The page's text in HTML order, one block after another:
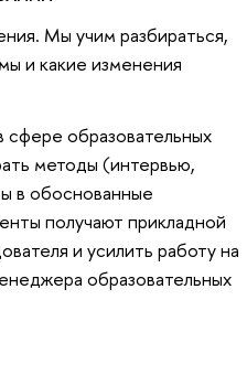
Мы учим разбираться,
и какие изменения
сфере образовательных
методы (интервью,
в обоснованные
получают прикладной
и усилить работу на
образовательных